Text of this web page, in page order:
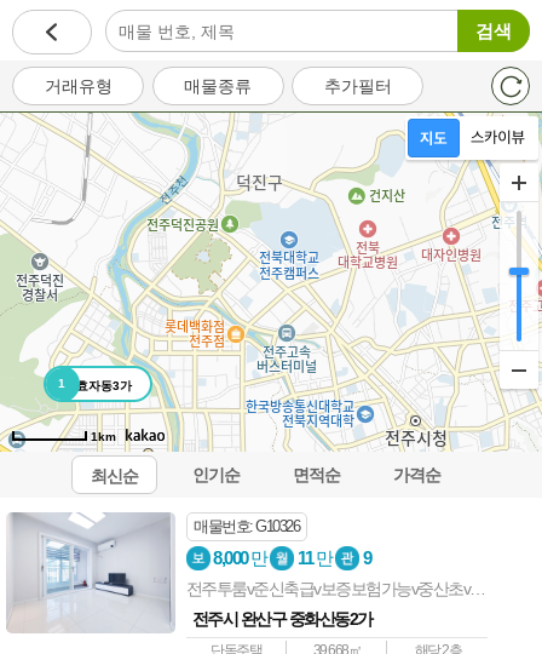
검색
거래유형 매물종류 추가필터
1 효자동3가
1km
최신순 인기순 면적순 가격순
매물번호: G10326
8,000만 11만 9
전주투룸v준신축급v보증보험가능v중산초v이중본v엘베v백제대로변근접
전주시 완산구 중화산동2가
단독주택 39.668㎡ 해당 2층
이용약관 개인정보처리방침 이메일무단수집거부
상호명 : 전주사랑방부동산 ┃ 대표자 : 전준길 ┃ 사업자등록번호 : 538-
05-01907 ┃
주소: 전주시 완산구 중화산동2가 735-7 202호 ┃ 등록번호 : 45111-
2023-00001